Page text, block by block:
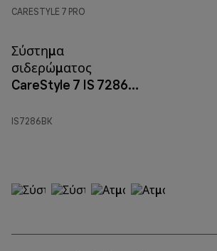
CARESTYLE 7 PRO
Σύστημα
σιδερώματος
CareStyle 7 IS 7286
IS7286BK